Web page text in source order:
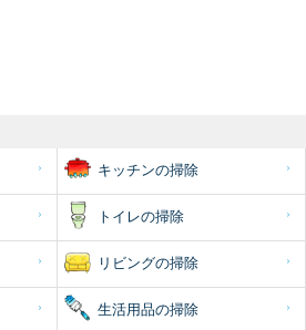
キッチンの掃除
トイレの掃除
リビングの掃除
生活用品の掃除